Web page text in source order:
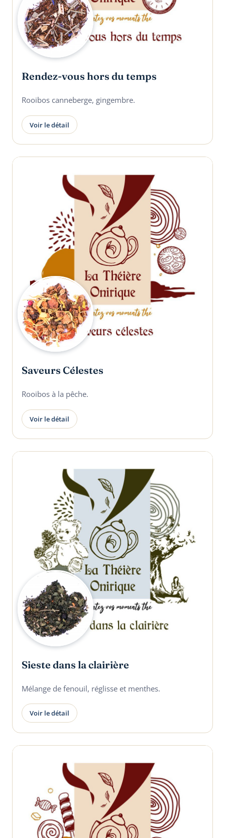
Rendez-vous hors du temps
Rooibos canneberge, gingembre.
Voir le détail
Saveurs Célestes
Rooibos à la pêche.
Voir le détail
Sieste dans la clairière
Mélange de fenouil, réglisse et menthes.
Voir le détail